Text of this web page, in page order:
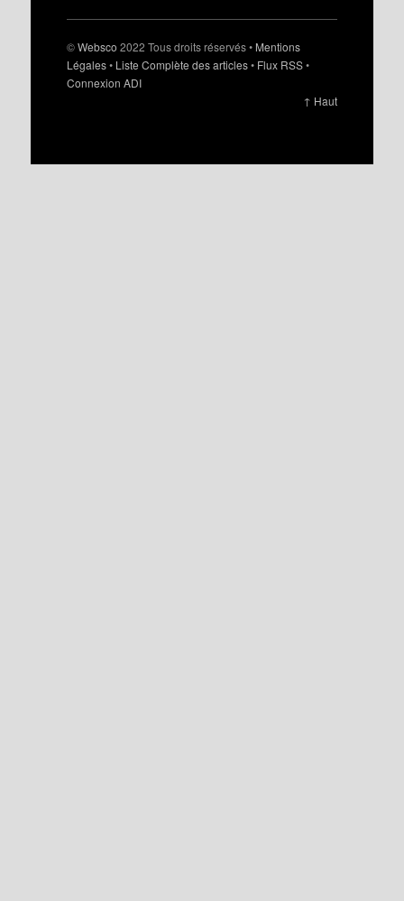
©Websco 2022 Tous droits réservés • Mentions
Légales• Liste Complète des articles• Flux RSS•
Connexion ADI
↑ Haut